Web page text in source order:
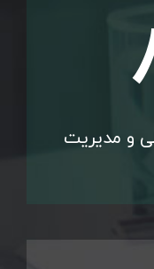
و مدیریت